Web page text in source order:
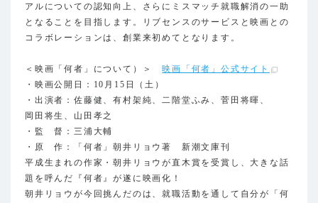
アルについての認知向上、さらにミスマッチ就職解消の一助
となることを目指します。リブセンスのサービスと映画との
コラボレーションは、創業来初めてとなります。
＜映画「何者」について）＞映画「何者」公式サイト
・映画公開日：10月15日（土）
・出演者：佐藤健、有村架純、二階堂ふみ、菅田将暉、
岡田将生、山田孝之
・監 督：三浦大輔
・原 作：「何者」朝井リョウ著 新潮文庫刊
平成生まれの作家・朝井リョウが直木賞を受賞し、大きな話
題を呼んだ『何者』が遂に映画化！
朝井リョウが今回挑んだのは、就職活動を通して自分が「何